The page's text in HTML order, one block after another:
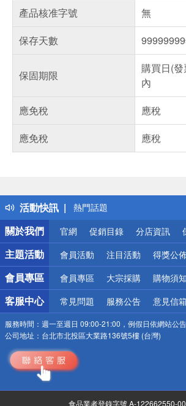
產品核准字號
無
保存天數
保固期限
購買日(
內
應免稅
應稅
應免稅
應稅
活動快訊
得獎公告
熱門話題
銀行優惠
偏遠地區配送
詐騙網頁！請小心！
關於我們
官網 促銷目錄 分店資訊
主題活動 會員活動 注目活動 得獎公
會員專區 會員專區 大宗採購 購物須知
客服中心 常見問題 服務公告 意見信
服務時間： 週一至週日 09:00-21:00，例假日依網站公
公司地址： 台北市北投區大業路136號5樓 (台灣)
食品業者登錄字號 A-122662550-